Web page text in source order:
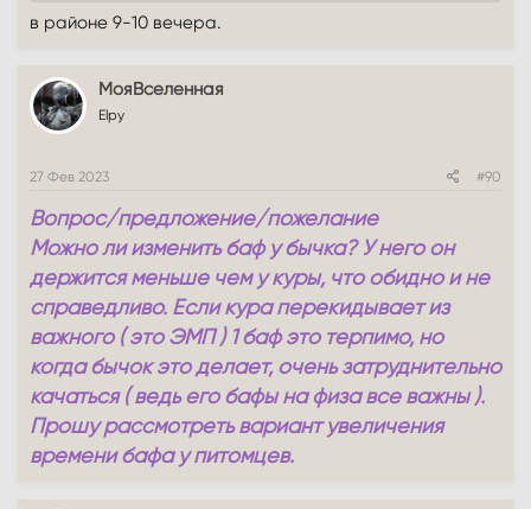
в районе 9-10 вечера.
МояВселенная
Elpy
27 Фев 2023 #90
Вопрос/предложение/пожелание
Можно ли изменить баф у бычка? У него он
держится меньше чем у куры, что обидно и не
справедливо. Если кура перекидывает из
важного ( это ЭМП ) 1 баф это терпимо, но
когда бычок это делает, очень затруднительно
качаться ( ведь его бафы на физа все важны ).
Прошу рассмотреть вариант увеличения
времени бафа у питомцев.